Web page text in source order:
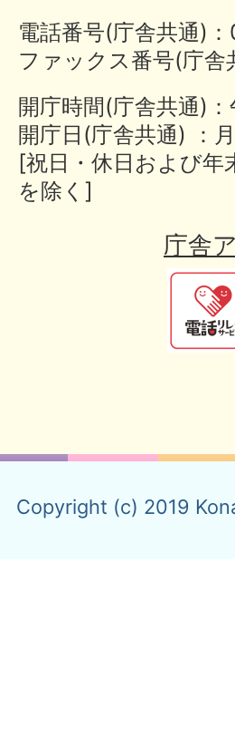
電話番号(庁舎共通
ファックス番号(庁
開庁時間(庁舎共通)
開庁日(庁舎共通) ：
[祝日・休日および年
を除く]
庁舎
Copyright (c) 2019